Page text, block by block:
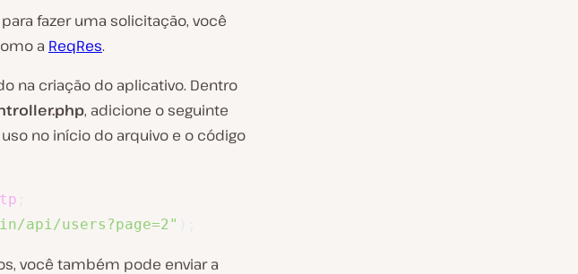
fazer uma solicitação, você
a ReqRes.
na criação do aplicativo. Dentro
, adicione o seguinte
no início do arquivo e o código
api/users?page=2"
você também pode enviar a